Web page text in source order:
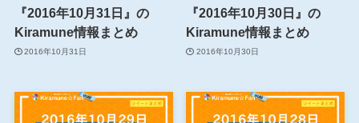
『2016年10月31日』の
Kiramune情報まとめ
2016年10月31日
『2016年10月30日』の
Kiramune情報まとめ
2016年10月30日